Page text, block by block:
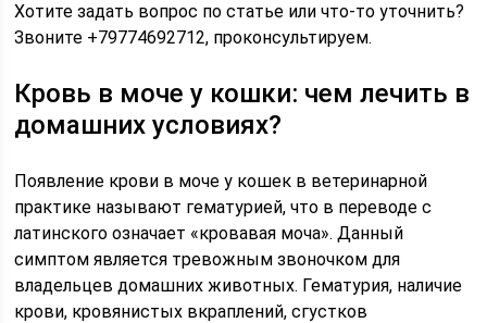
Хотите задать вопрос по статье или что-то уточнить?
Звоните +79774692712, проконсультируем.
Кровь в моче у кошки: чем лечить в
домашних условиях?
Появление крови в моче у кошек в ветеринарной
практике называют гематурией, что в переводе с
латинского означает «кровавая моча». Данный
симптом является тревожным звоночком для
владельцев домашних животных. Гематурия, наличие
крови, кровянистых вкраплений, сгустков